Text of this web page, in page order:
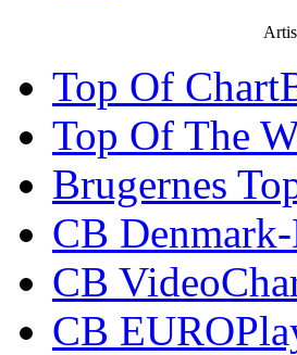
Top Of
Top Of The
Brugernes
CB
CB
CB